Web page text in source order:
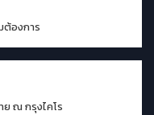
ต้องการ
ณ กรุงไคโร